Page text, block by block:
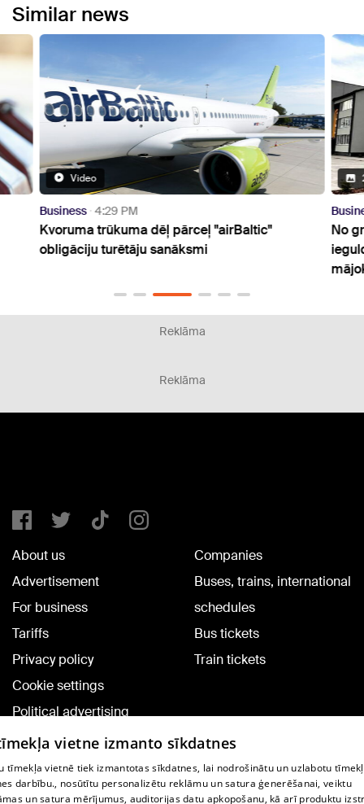
Similar news
Video
Business 4:29 PM
Kvoruma trūkuma dēļ pārceļ "airBaltic"
obligāciju turētāju sanāksmi
No
Reklāma
Reklāma
About us
Advertisement
For business
Tariffs
Privacy policy
Cookie settings
Political advertising
Cookie policy
Commenting terms
Companies
Buses, trains, international
schedules
Bus tickets
Train tickets
vietne izmanto sīkdatnes
tīmekļa vietnē tiek izmantotas sīkdatnes, lai nodrošinātu un uzlabotu
darbību., nosūtītu personalizētu reklāmu un satura ģenerēšanai, veiktu
un satura mērījumus, auditorijas datu apkopošanu, kā arī produktu